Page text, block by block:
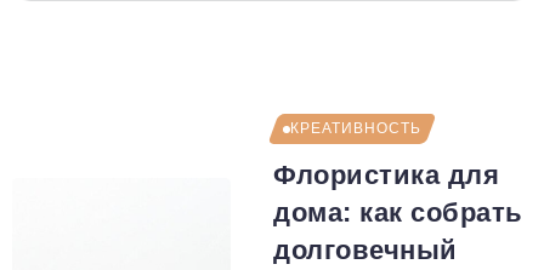
КРЕАТИВНОСТЬ
Флористика для
дома: как собрать
долговечный